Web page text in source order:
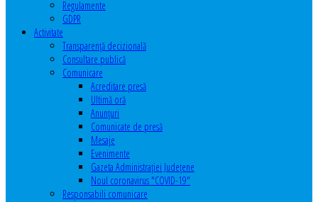
Regulamente
GDPR
Activitate
Transparenţă decizională
Consultare publică
Comunicare
Acreditare presă
Ultimă oră
Anunţuri
Comunicate de presă
Mesaje
Evenimente
Gazeta Administraţiei Judeţene
Noul coronavirus "COVID-19"
Responsabili comunicare